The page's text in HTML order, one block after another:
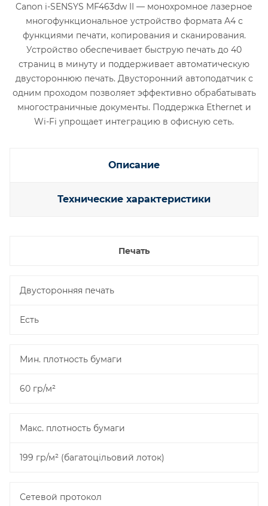
Canon i-SENSYS MF463dw II — монохромное лазерное
многофункциональное устройство формата A4 с
функциями печати, копирования и сканирования.
Устройство обеспечивает быструю печать до 40
страниц в минуту и поддерживает автоматическую
двустороннюю печать. Двусторонний автоподатчик с
одним проходом позволяет эффективно обрабатывать
многостраничные документы. Поддержка Ethernet и
Wi-Fi упрощает интеграцию в офисную сеть.
Описание
Технические характеристики
Печать
Двусторонняя печать
Есть
Мин. плотность бумаги
60 гр/м²
Макс. плотность бумаги
199 гр/м² (багатоцільовий лоток)
Сетевой протокол